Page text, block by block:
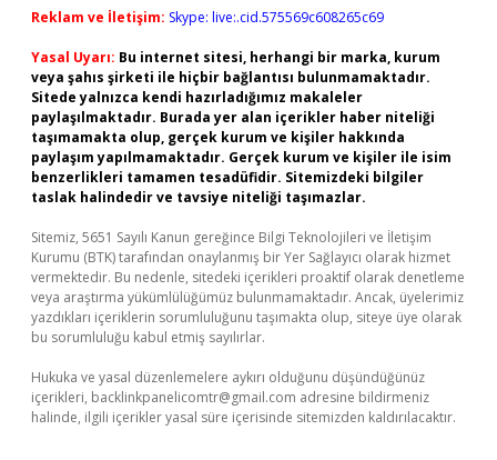
Reklam ve İletişim: Skype: live:.cid.575569c608265c69
Yasal Uyarı: Bu internet sitesi, herhangi bir marka, kurum
veya şahıs şirketi ile hiçbir bağlantısı bulunmamaktadır.
Sitede yalnızca kendi hazırladığımız makaleler
paylaşılmaktadır. Burada yer alan içerikler haber niteliği
taşımamakta olup, gerçek kurum ve kişiler hakkında
paylaşım yapılmamaktadır. Gerçek kurum ve kişiler ile isim
benzerlikleri tamamen tesadüfidir. Sitemizdeki bilgiler
taslak halindedir ve tavsiye niteliği taşımazlar.
Sitemiz, 5651 Sayılı Kanun gereğince Bilgi Teknolojileri ve İletişim
Kurumu (BTK) tarafından onaylanmış bir Yer Sağlayıcı olarak hizmet
vermektedir. Bu nedenle, sitedeki içerikleri proaktif olarak denetleme
veya araştırma yükümlülüğümüz bulunmamaktadır. Ancak, üyelerimiz
yazdıkları içeriklerin sorumluluğunu taşımakta olup, siteye üye olarak
bu sorumluluğu kabul etmiş sayılırlar.
Hukuka ve yasal düzenlemelere aykırı olduğunu düşündüğünüz
içerikleri, backlinkpanelicomtr@gmail.com adresine bildirmeniz
halinde, ilgili içerikler yasal süre içerisinde sitemizden kaldırılacaktır.